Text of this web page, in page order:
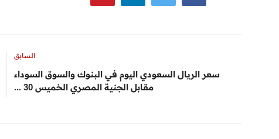
السابق
سعر الريال السعودي اليوم في البنوك والسوق السوداء
مقابل الجنية المصري الخميس 30 ...